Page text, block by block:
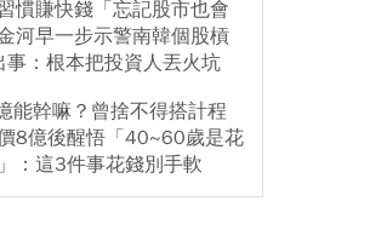
慣賺快錢「忘記股市也會
河早一步示警南韓個股槓
事：根本把投資人丟火坑
能幹嘛？曾捨不得搭計程
8億後醒悟「40~60歲是花
：這3件事花錢別手軟